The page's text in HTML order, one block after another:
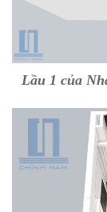
Lầu 1 của